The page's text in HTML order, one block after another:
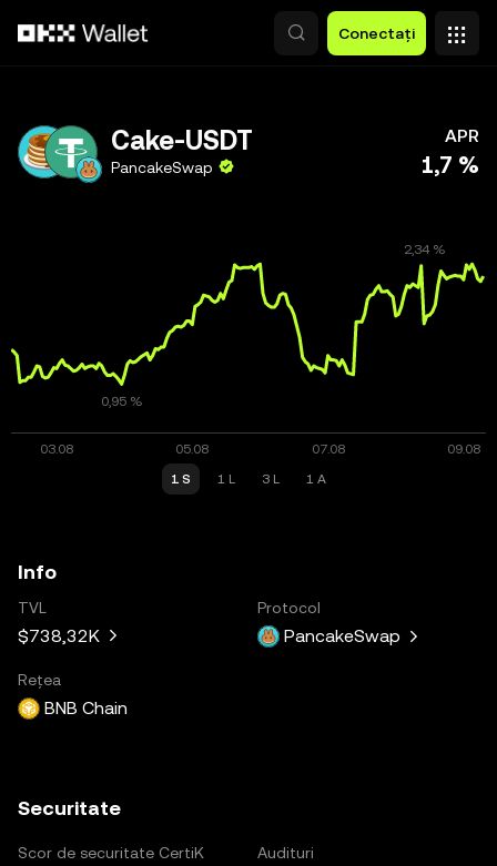
Conectați
Cake-USDT
PancakeSwap
APR
1,7 %
1 S 1 L 3 L 1 A
Info
TVL
$738,32K
Protocol
PancakeSwap
Rețea
BNB Chain
Securitate
Scor de securitate CertiK Audituri